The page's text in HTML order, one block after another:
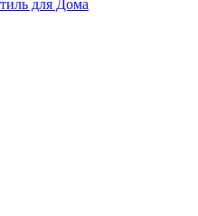
для Дома